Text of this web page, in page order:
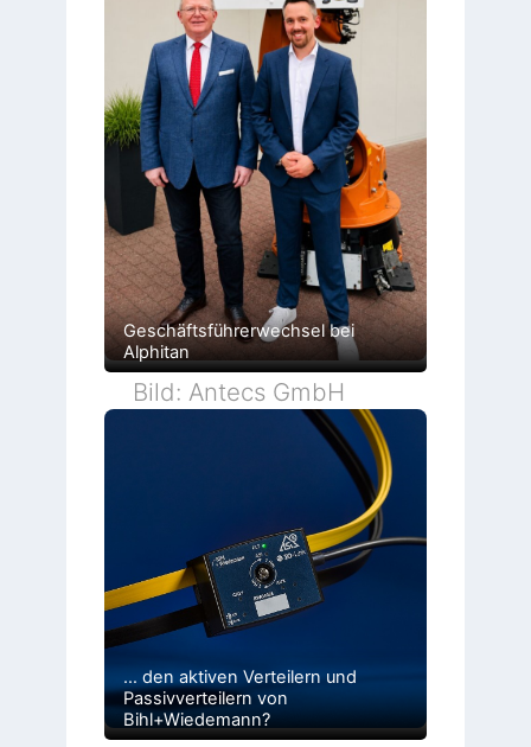
Geschäftsführerwechsel bei
Alphitan
Bild: Antecs GmbH
… den aktiven Verteilern und
Passivverteilern von
Bihl+Wiedemann?